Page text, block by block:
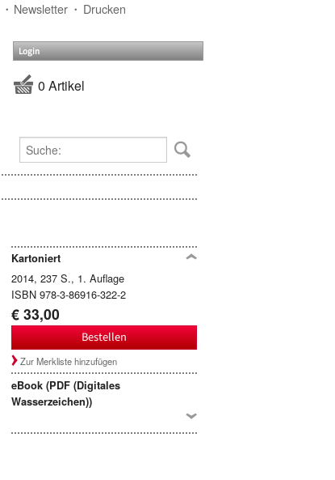
Newsletter Drucken
Login
0 Artikel
Kartoniert
2014, 237 S., 1. Auflage
ISBN 978-3-86916-322-2
€ 33,00
Bestellen
Zur Merkliste hinzufügen
eBook (PDF (Digitales
Wasserzeichen))